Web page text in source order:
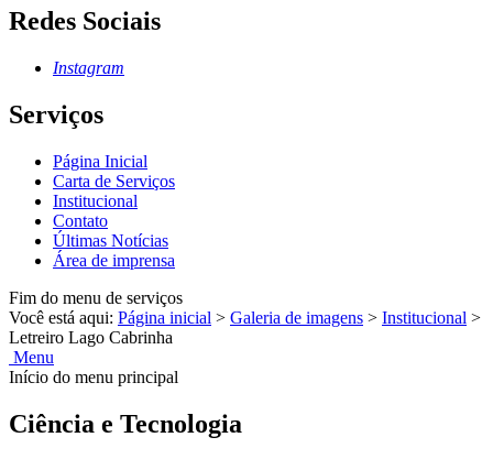
Redes Sociais
Instagram
Serviços
Página Inicial
Carta de Serviços
Institucional
Contato
Últimas Notícias
Área de imprensa
Fim do menu de serviços
Você está aqui: Página inicial > Galeria de imagens > Institucional >
Letreiro Lago Cabrinha
Menu
Início do menu principal
Ciência e Tecnologia